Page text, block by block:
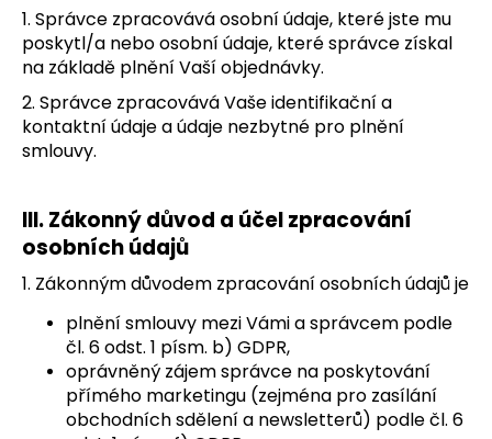
1. Správce zpracovává osobní údaje, které jste mu
poskytl/a nebo osobní údaje, které správce získal
na základě plnění Vaší objednávky.
2. Správce zpracovává Vaše identifikační a
kontaktní údaje a údaje nezbytné pro plnění
smlouvy.
III.Zákonný důvod a účel zpracování
osobních údajů
1. Zákonným důvodem zpracování osobních údajů je
plnění smlouvy mezi Vámi a správcem podle
čl. 6 odst. 1 písm. b) GDPR,
oprávněný zájem správce na poskytování
přímého marketingu (zejména pro zasílání
obchodních sdělení a newsletterů) podle čl. 6